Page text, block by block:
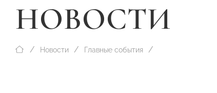
НОВОСТИ
Новости Главные события